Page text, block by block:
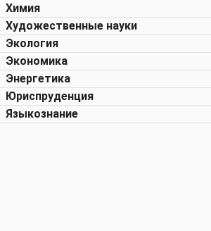
Химия
Художественные науки
Экология
Экономика
Энергетика
Юриспруденция
Языкознание